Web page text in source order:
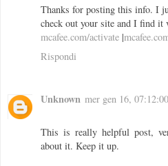
Thanks for posting this info. I
check out your site and I find it
mcafee.com/activate |
Rispondi
Unknown mer gen 16,
This is really helpful post,
about it. Keep it up.